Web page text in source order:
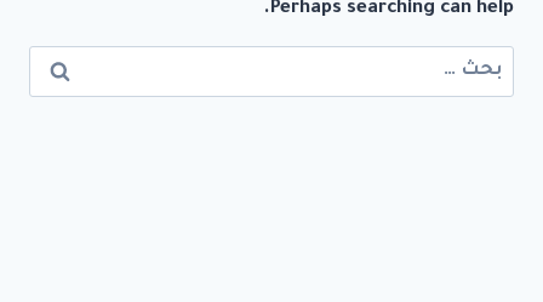
Perhaps searching can help.
البحث
عن: